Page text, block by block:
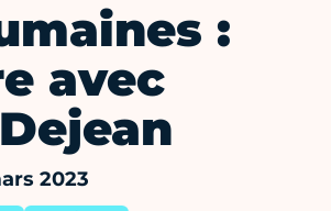
:
avec
2023